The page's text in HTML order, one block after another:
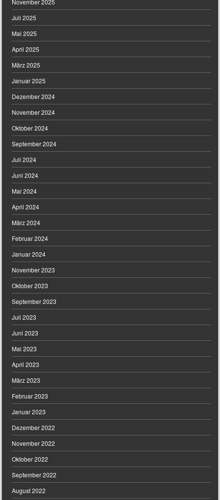
November 2025
Juli 2025
Mai 2025
April 2025
März 2025
Januar 2025
Dezember 2024
November 2024
Oktober 2024
September 2024
Juli 2024
Juni 2024
Mai 2024
April 2024
März 2024
Februar 2024
Januar 2024
November 2023
Oktober 2023
September 2023
Juli 2023
Juni 2023
Mai 2023
April 2023
März 2023
Februar 2023
Januar 2023
Dezember 2022
November 2022
Oktober 2022
September 2022
August 2022